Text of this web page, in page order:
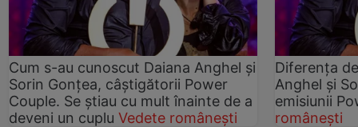
Cum s-au cunoscut Daiana Anghel și
Sorin Gonțea, câștigătorii Power
Couple. Se știau cu mult înainte de a
deveni un cuplu Vedete românești
Diferența
Anghel și
emisiunii
românești